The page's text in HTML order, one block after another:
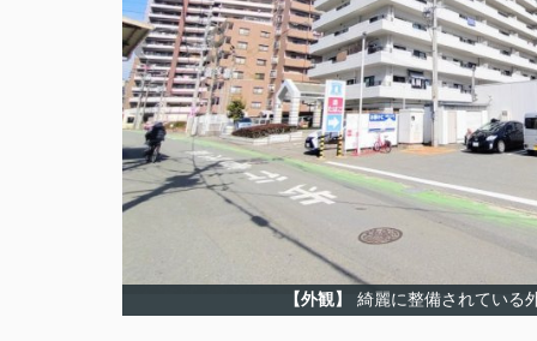
【外観】 綺麗に整備されている